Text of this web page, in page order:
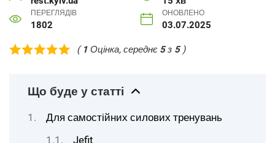
ПЕРЕГЛЯДІВ
1802
ОНОВЛЕНО
03.07.2025
( 1 Оцінка, середнє 5з 5)
Що буде у статті
Для самостійних силових тренувань
Jefit